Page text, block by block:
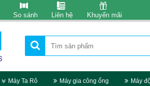
So sánh Liên hệ Khuyến mãi
Máy Ta Rô Máy gia công ống Máy